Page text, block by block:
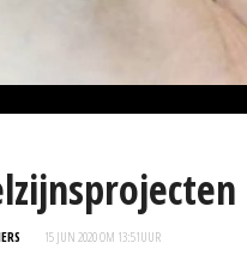
15 JUN 2020 OM 13:51UUR